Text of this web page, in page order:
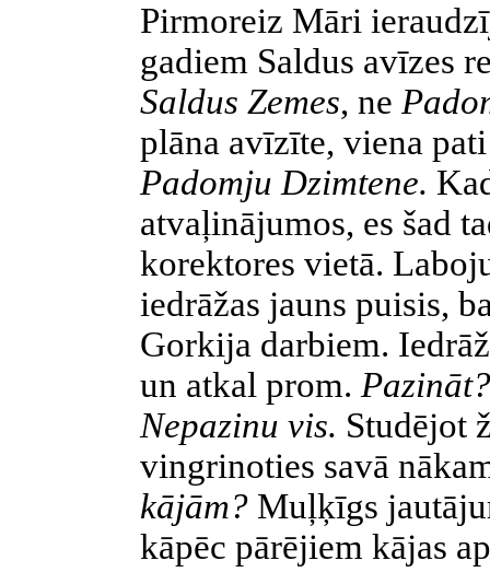
Pirmoreiz Māri
gadiem Saldus avīzes
Saldus Zemes, ne
plāna avīzīte, viena
Padomju Dzimtene.
atvaļinājumos, es šad
korektores vietā.
iedrāžas jauns puisis,
Gorkija darbiem.
un atkal prom.
Nepazinu vis. Studējot
vingrinoties savā
kājām? Muļķīgs
kāpēc pārējiem kājas